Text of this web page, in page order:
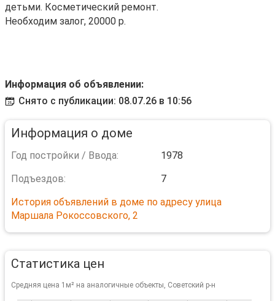
детьми. Косметический ремонт.
Необходим залог, 20000 р.
Информация об объявлении:
Снято с публикации: 08.07.26 в 10:56
Информация о доме
Год постройки / Ввода:
1978
Подъездов:
7
История объявлений в доме по адресу улица
Маршала Рокоссовского, 2
Статистика цен
Средняя цена 1м² на аналогичные объекты, Советский р-н